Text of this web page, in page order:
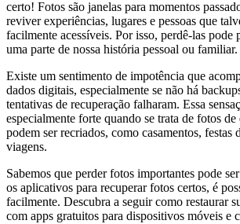
certo! Fotos são janelas para momentos
reviver experiências, lugares e pessoas que
facilmente acessíveis. Por isso, perdê-las pode
uma parte de nossa história pessoal ou familiar.
Existe um sentimento de impotência que
dados digitais, especialmente se não há
tentativas de recuperação falharam. Essa
especialmente forte quando se trata de fotos de
podem ser recriados, como casamentos, festas
viagens.
Sabemos que perder fotos importantes pode
os aplicativos para recuperar fotos certos, é
facilmente. Descubra a seguir como restaurar
com apps gratuitos para dispositivos móveis e